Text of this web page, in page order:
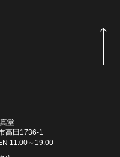
堂
高田1736-1
11:00～19:00